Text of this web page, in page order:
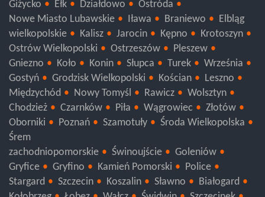
Giżycko
Ełk Działdowo
Ostróda
Nowe Miasto Lubawskie
Iława Braniewo
Elbląg
wielkopolskie
Kalisz Jarocin Kępno
Krotoszyn
Ostrów Wielkopolski
Ostrzeszów
Pleszew
Gniezno
Koło Konin Słupca Turek
Września
Gostyń
Grodzisk Wielkopolski Kościan
Leszno
Międzychód
Nowy Tomyśl Rawicz
Wolsztyn
Chodzież
Czarnków Piła Wągrowiec
Złotów
Oborniki
Poznań Szamotuły
Środa Wielkopolska
Śrem
zachodniopomorskie
Świnoujście
Goleniów
Gryfice
Gryfino Kamień Pomorski
Police
Stargard
Szczecin Koszalin Sławno
Białogard